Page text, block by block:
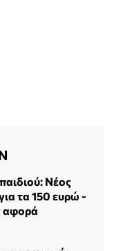
Νέος
τα 150 ευρώ -
αφορά